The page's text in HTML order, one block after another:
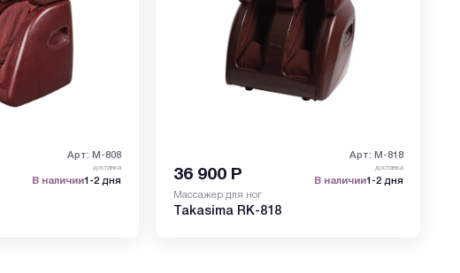
Арт: M-808
доставка
В наличии1-2 дня
Арт: M-818
36 900 Р доставка
В наличии1-2 дня
Массажер для ног
Takasima RK-818